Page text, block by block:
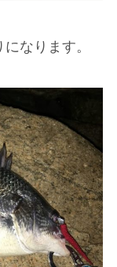
なります。